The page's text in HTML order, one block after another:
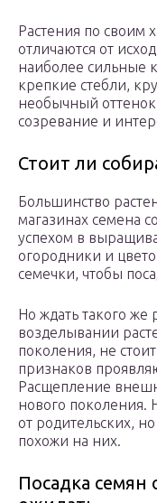
Растения по своим
отличаются от
наиболее сильные
крепкие стебли,
необычный
созревание и
Стоит ли
Большинство
магазинах семена
успехом в
огородники и
семечки, чтобы
Но ждать такого же
возделывании
поколения, не
признаков
Расщепление
нового поколения.
от родительских,
похожи на них.
Посадка семян